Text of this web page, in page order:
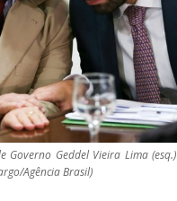
Governo Geddel Vieira Lima
Agência Brasil)